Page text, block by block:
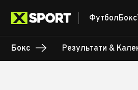
ФутболБокс
Бокс Результати &